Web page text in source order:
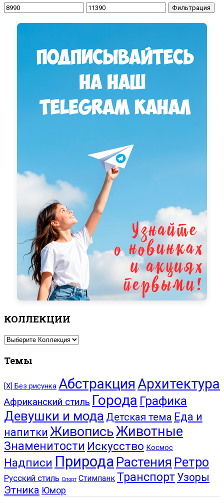
Минимальная
цена
Максимальная
цена
Фильтрация
КОЛЛЕКЦИИ
Темы
[Х] Без рисунка Абстракция Архитектура
Африканский стиль Города Графика
Девушки и мода Детская тема Еда и
напитки ЖивописьЖивотные
Знаменитости Искусство Космос
Надписи Природа Растения Ретро
Русский стиль Спорт Стимпанк Транспорт Узоры
Этника Юмор